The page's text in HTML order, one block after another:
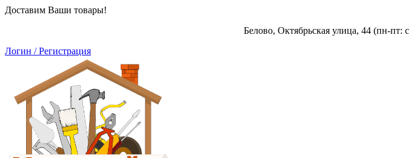
Доставим Ваши товары!
Белово, Октябрьская улица, 44 (пн-пт: с
Логин / Регистрация